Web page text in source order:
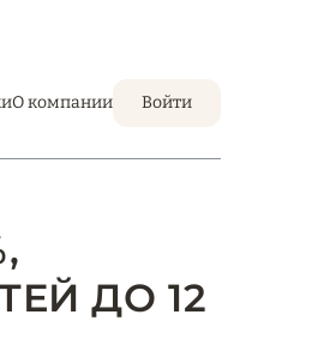
О компании Войти
ДО 12